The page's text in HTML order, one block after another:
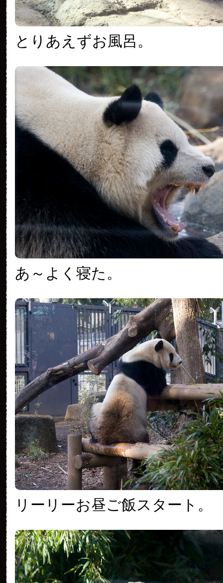
とりあえずお風呂。
あ～よく寝た。
リーリーお昼ご飯スタート。